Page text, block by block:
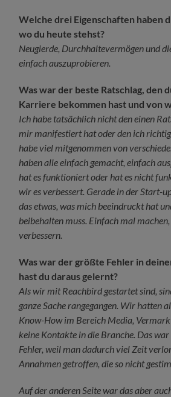
Welche drei Eigenschaften haben
wo du heute stehst?
Neugierde, Durchhaltevermögen und
einfach auszuprobieren.
Was war der beste Ratschlag, den
Karriere bekommen hast und von
Ich habe tatsächlich nicht den einen
mir manifestiert hat oder den ich
habe viel mitgenommen von
haben alle einfach gemacht, einfach
hat es funktioniert oder hat es nicht
wir es verbessert. Gerade in der Start-
das etwas, was mich beeindruckt hat
beibehalten muss. Einfach mal
verbessern.
Was war der größte Fehler in
hast du daraus gelernt?
Als wir mit Reachbird gestartet sind,
ganze Sache rangegangen. Wir hatten
Know-How im Bereich Media,
keine Kontakte in die Branche. Das
Fehler, weil man dadurch viel Zeit
Annahmen getroffen, die so nicht
Auf der anderen Seite war das aber